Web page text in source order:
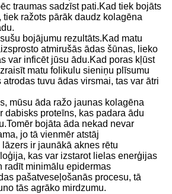
traumas sadzīst pati.Kad tiek bojāts
ražots pārāk daudz kolagēna
bojājumu rezultāts.Kad matu
atmirušās ādas šūnas, lieko
var inficēt jūsu ādu.Kad poras kļūst
matu folikulu sieniņu plīsumu
tuvu ādas virsmai, tas var ātri
mūsu āda ražo jaunas kolagēna
dabisks proteīns, kas padara ādu
bojāta āda nekad nevar
jo tā vienmēr atstāj
ir jaunākā aknes rētu
kas var izstarot lielas enerģijas
radīt minimālu epidermas
pašatveseļošanās procesu, tā
tās agrāko mirdzumu.